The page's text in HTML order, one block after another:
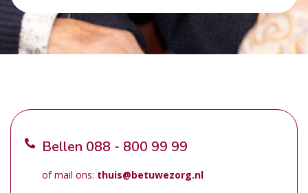
Bellen 088 - 800 99 99
of mail ons: thuis@betuwezorg.nl